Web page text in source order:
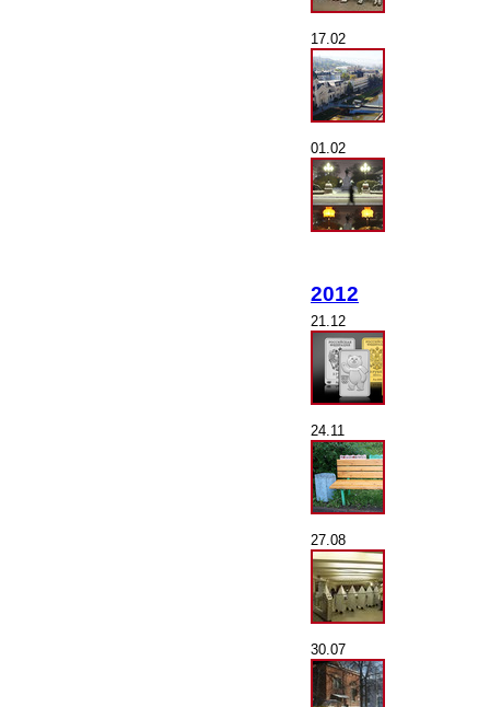
17.02
01.02
2012
21.12
24.11
27.08
30.07